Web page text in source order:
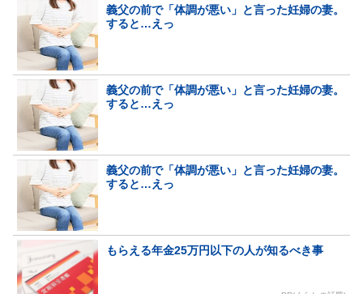
義父の前で「体調が悪い」と言った妊婦の妻。
すると…えっ
義父の前で「体調が悪い」と言った妊婦の妻。
すると…えっ
義父の前で「体調が悪い」と言った妊婦の妻。
すると…えっ
もらえる年金25万円以下の人が知るべき事